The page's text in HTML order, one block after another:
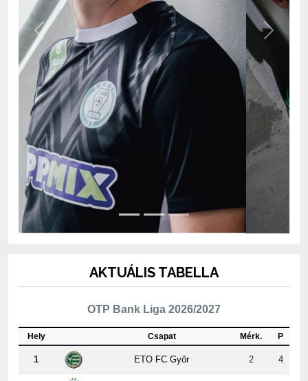
Previous Next
OTP Bank Liga 2026/2027
Csapat
1 ETO FC Győr 2 4
2 MTK Budapest 2 4